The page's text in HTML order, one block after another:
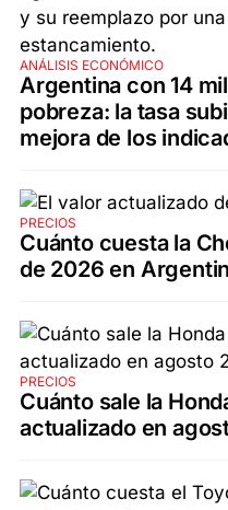
ANÁLISIS ECONÓMICO
Argentina con 14
pobreza: la tasa
mejora de los
PRECIOS
Cuánto cuesta la
de 2026 en
PRECIOS
Cuánto sale la
actualizado en